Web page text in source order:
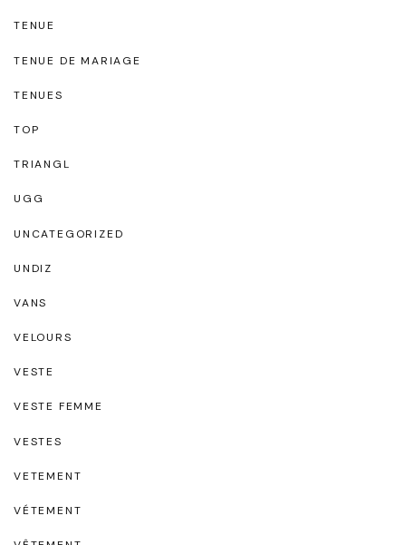
TENUE
TENUE DE MARIAGE
TENUES
TOP
TRIANGL
UGG
UNCATEGORIZED
UNDIZ
VANS
VELOURS
VESTE
VESTE FEMME
VESTES
VETEMENT
VÉTEMENT